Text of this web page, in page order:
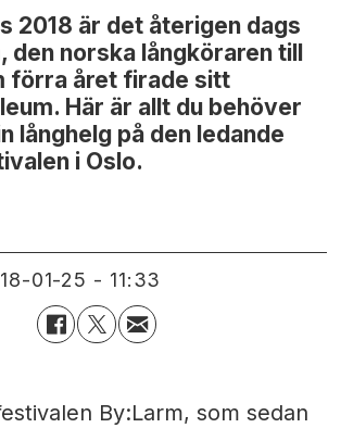
2018 är det återigen dags
den norska långköraren till
förra året firade sitt
Här är allt du behöver
långhelg på den ledande
i Oslo.
01-25 - 11:33
By:Larm, som sedan